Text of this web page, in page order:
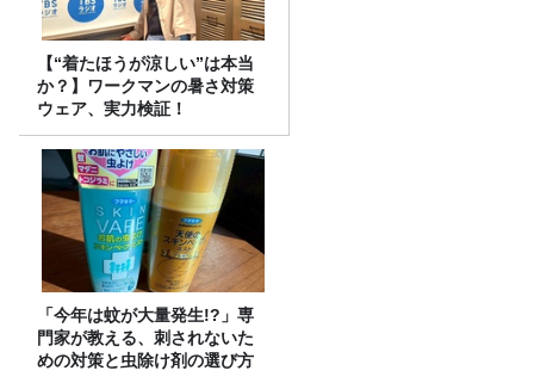
【“着たほうが涼しい”は本当
か？】ワークマンの暑さ対策
ウェア、実力検証！
「今年は蚊が大量発生!?」専
門家が教える、刺されないた
めの対策と虫除け剤の選び方